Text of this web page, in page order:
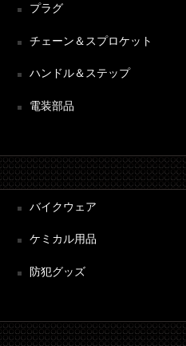
プラグ
チェーン＆スプロケット
ハンドル＆ステップ
電装部品
バイクウェア
ケミカル用品
防犯グッズ